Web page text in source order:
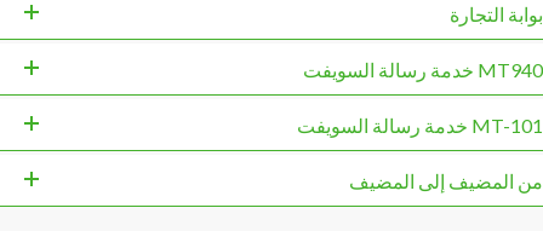
بوابة التجارة
MT940 خدمة رسالة السويفت
MT-101 خدمة رسالة السويفت
من المضيف إلى المضيف